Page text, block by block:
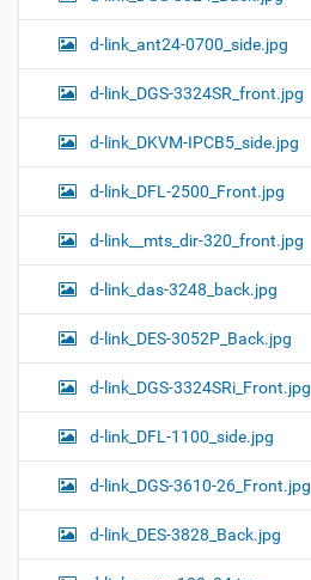
d-link_ant24-0700_side.jpg
d-link_DGS-3324SR_front.jpg
d-link_DKVM-IPCB5_side.jpg
d-link_DFL-2500_Front.jpg
d-link__mts_dir-320_front.jpg
d-link_das-3248_back.jpg
d-link_DES-3052P_Back.jpg
d-link_DGS-3324SRi_Front.jpg
d-link_DFL-1100_side.jpg
d-link_DGS-3610-26_Front.jpg
d-link_DES-3828_Back.jpg